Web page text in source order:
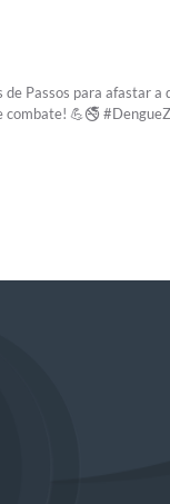
Passos para afastar
💪🚭